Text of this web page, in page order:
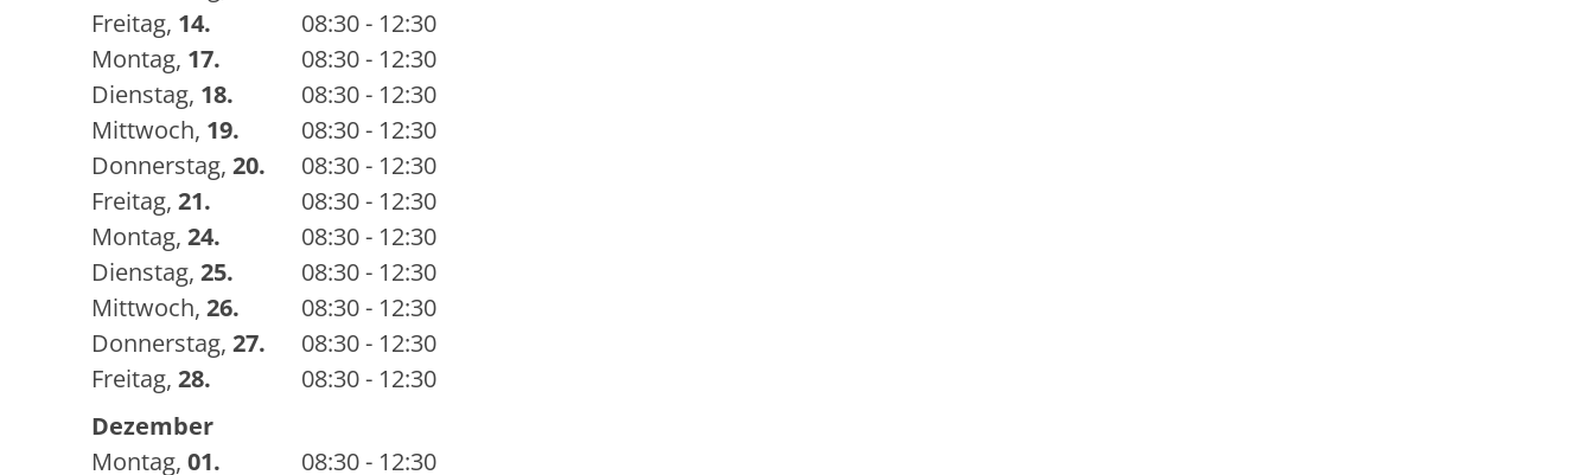
Freitag, 14.
08:30 - 12:30
Montag, 17.
08:30 - 12:30
Dienstag, 18.
08:30 - 12:30
Mittwoch, 19.
08:30 - 12:30
Donnerstag, 20.
08:30 - 12:30
Freitag, 21.
08:30 - 12:30
Montag, 24.
08:30 - 12:30
Dienstag, 25.
08:30 - 12:30
Mittwoch, 26.
08:30 - 12:30
Donnerstag, 27.
08:30 - 12:30
Freitag, 28.
08:30 - 12:30
Dezember
Montag, 01.
08:30 - 12:30